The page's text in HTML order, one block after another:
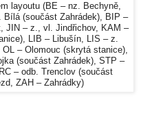
layoutu (BE – nz. Bechyně,
Bílá (součást Zahrádek), BIP –
JIN – z., vl. Jindřichov, KAM –
LIB – Libušín, LIS – z.
– Olomouc (skrytá stanice),
(součást Zahrádek), STP –
– odb. Trenclov (součást
ZAH – Zahrádky)